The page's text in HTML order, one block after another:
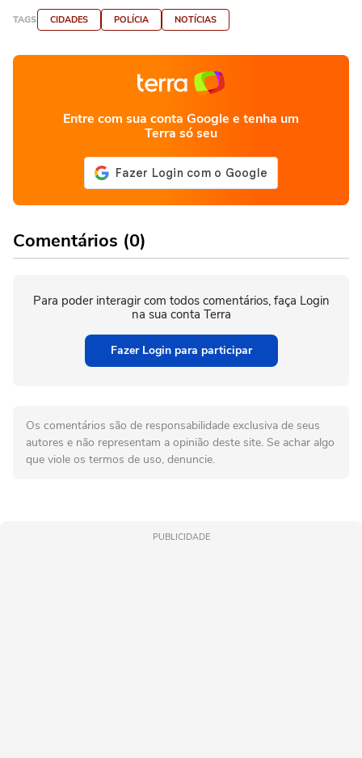
TAGS CIDADES POLÍCIA NOTÍCIAS
Entre com sua conta Google e tenha um
Terra só seu
Comentários (0)
Para poder interagir com todos comentários, faça Login
na sua conta Terra
Fazer Login para participar
Os comentários são de responsabilidade exclusiva de seus
autores e não representam a opinião deste site. Se achar algo
que viole os termos de uso, denuncie.
PUBLICIDADE